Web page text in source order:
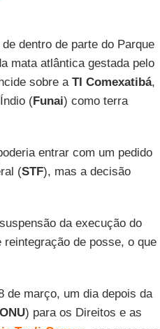
dentro de parte do Parque
mata atlântica gestada pelo
sobre a TI Comexatibá,
(Funai) como terra
entrar com um pedido
(STF), mas a decisão
da execução do
de posse, o que
de março, um dia depois da
) para os Direitos e as